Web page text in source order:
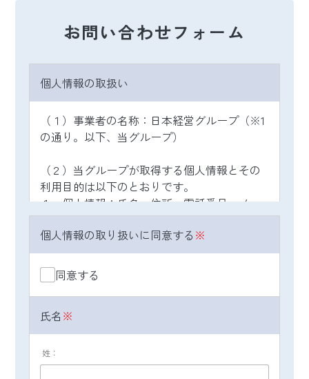
お問い合わせフォーム
個人情報の取扱い
（１）事業者の名称：日本経営グループ（※1
の通り。以下、当グループ）
（２）当グループが取得する個人情報とその
利用目的は以下のとおりです。
１．個人情報：氏名、住所、電話番号、メー
ルアドレス等、閲覧したWebページ等のデー
タ（個人情報と紐付けて取得しています）
２．利用目的：Webページの閲覧履歴を集
計・分析、製品・サービス・イベント・セミ
ナー・キャンペーン・アンケートなどの情報
提供、お問い合わせ対応、それらの改善・新
規開発、および業務提携先の製品の情報提供
のため
（３）個人情報の共同利用について
個人情報の取り扱いに同意する ※
同意する
氏名 ※
姓：